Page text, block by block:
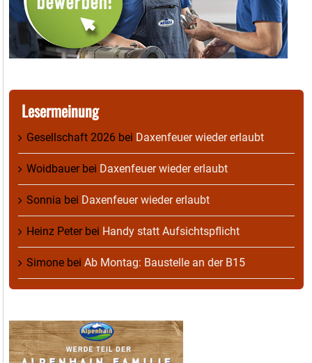
Lesermeinung
Gesellschaft 2026 bei Daxenfeuer wieder erlaubt
Woidbauerbei Daxenfeuer wieder erlaubt
Sonnia bei Daxenfeuer wieder erlaubt
Heinz Peterbei Handy statt Aufsichtspflicht
Simone bei Ab Montag: Baustelle an der B15